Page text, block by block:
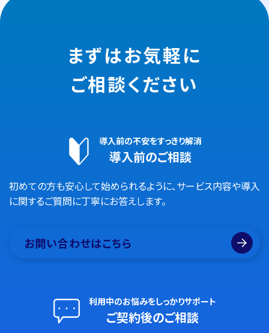
まずはお気軽に
ご相談ください
導入前の不安をすっきり解消
導入前のご相談
初めての方も安心して始められるように、サービス内容や導入
に関するご質問に丁寧にお答えします。
お問い合わせはこちら
利用中のお悩みをしっかりサポート
ご契約後のご相談